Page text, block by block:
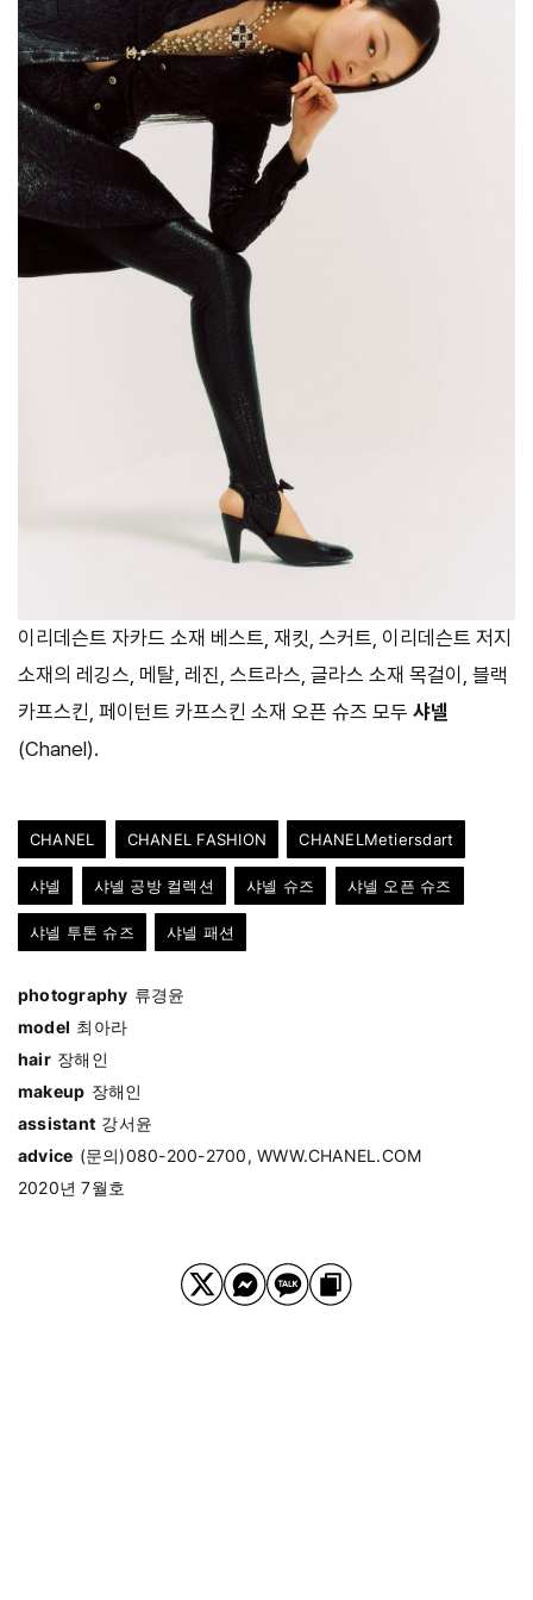
이리데슨트 자카드 소재 베스트, 재킷, 스커트, 이리데슨트 저지
소재의 레깅스, 메탈, 레진, 스트라스, 글라스 소재 목걸이, 블랙
카프스킨, 페이턴트 카프스킨 소재 오픈 슈즈 모두 샤넬
(Chanel).
CHANEL CHANEL FASHION CHANELMetiersdart
샤넬 샤넬 공방 컬렉션 샤넬 슈즈 샤넬 오픈 슈즈
샤넬 투톤 슈즈 샤넬 패션
photography 류경윤
model 최아라
hair 장해인
makeup 장해인
assistant 강서윤
advice (문의)080-200-2700, WWW.CHANEL.COM
2020년 7월호